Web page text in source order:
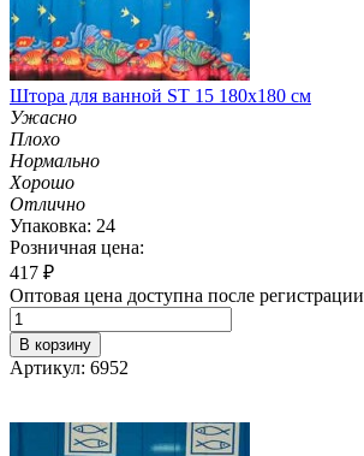
Штора для ванной ST 15 180х180 см
Ужасно
Плохо
Нормально
Хорошо
Отлично
Упаковка: 24
Розничная цена:
417 ₽
Оптовая цена доступна после регистрации
В корзину
Артикул: 6952